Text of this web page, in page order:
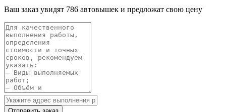
Ваш заказ увидят 786 автовышек и предложат свою цену